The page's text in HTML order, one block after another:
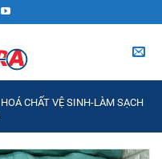
HOÁ CHẤT VỆ SINH-LÀM SẠCH